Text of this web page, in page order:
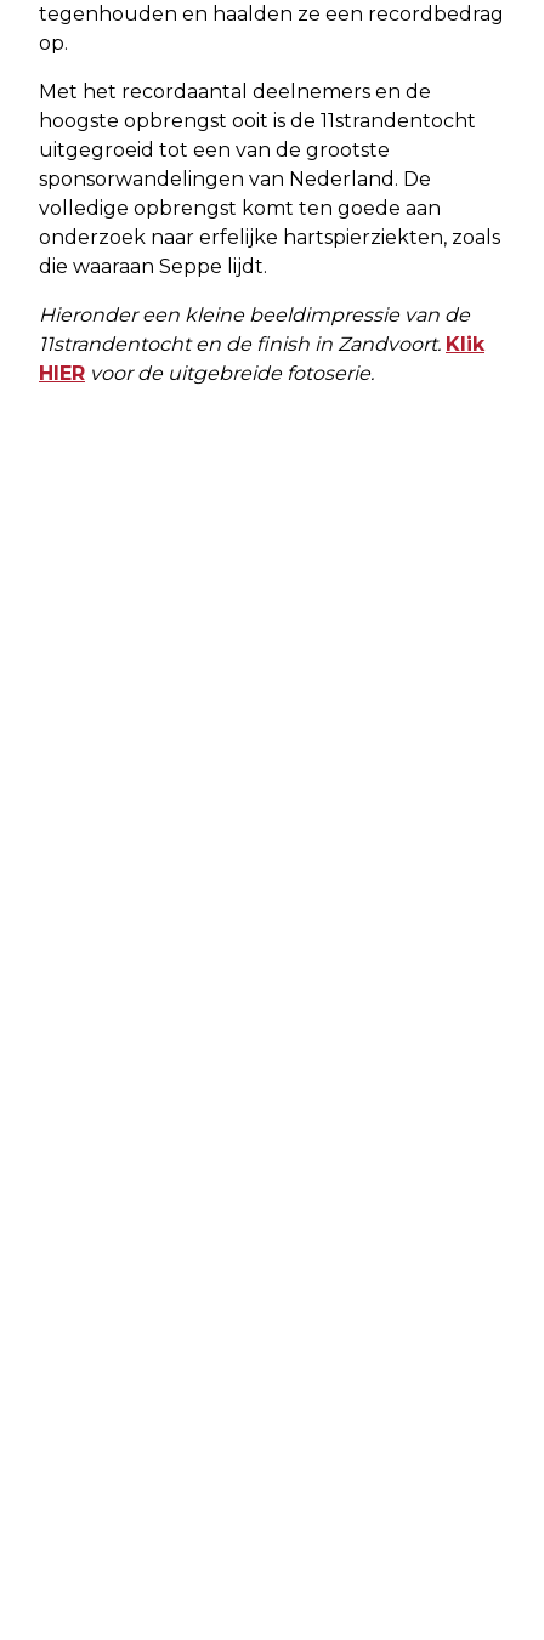
tegenhouden en haalden ze een recordbedrag
op.
Met het recordaantal deelnemers en de
hoogste opbrengst ooit is de 11strandentocht
uitgegroeid tot een van de grootste
sponsorwandelingen van Nederland. De
volledige opbrengst komt ten goede aan
onderzoek naar erfelijke hartspierziekten, zoals
die waaraan Seppe lijdt.
Hieronder een kleine beeldimpressie van de
11strandentocht en de finish in Zandvoort. Klik
HIER voor de uitgebreide fotoserie.